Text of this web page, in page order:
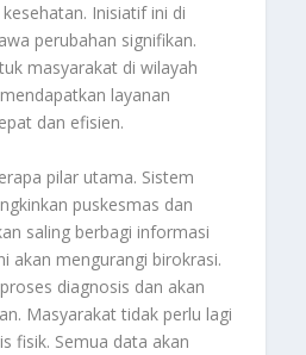
Inisiatif ini di
perubahan signifikan.
masyarakat di wilayah
layanan
dan efisien.
pilar utama. Sistem
puskesmas dan
saling berbagi informasi
akan mengurangi birokrasi.
diagnosis dan akan
Masyarakat tidak perlu lagi
fisik. Semua data akan